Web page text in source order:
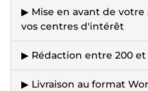
▶ Mise en avant de
vos centres d'intérêt
▶ Rédaction entre 200
▶ Livraison au format